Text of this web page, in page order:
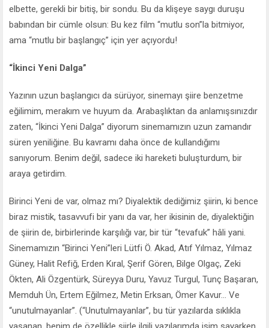
elbette, gerekli bir bitiş, bir sondu. Bu da klişeye saygı duruşu
babından bir cümle olsun: Bu kez film “mutlu son”la bitmiyor,
ama “mutlu bir başlangıç” için yer açıyordu!
“İkinci Yeni Dalga”
Yazının uzun başlangıcı da sürüyor, sinemayı şiire benzetme
eğilimim, merakım ve huyum da. Arabaşlıktan da anlamışsınızdır
zaten, “İkinci Yeni Dalga” diyorum sinemamızın uzun zamandır
süren yeniliğine. Bu kavramı daha önce de kullandığımı
sanıyorum. Benim değil, sadece iki hareketi buluşturdum, bir
araya getirdim.
Birinci Yeni de var, olmaz mı? Diyalektik dediğimiz şiirin, ki bence
biraz mistik, tasavvufi bir yanı da var, her ikisinin de, diyalektiğin
de şiirin de, birbirlerinde karşılığı var, bir tür “tevafuk” hâli yani.
Sinemamızın “Birinci Yeni”leri Lütfi Ö. Akad, Atıf Yılmaz, Yılmaz
Güney, Halit Refiğ, Erden Kıral, Şerif Gören, Bilge Olgaç, Zeki
Ökten, Ali Özgentürk, Süreyya Duru, Yavuz Turgul, Tunç Başaran,
Memduh Ün, Ertem Eğilmez, Metin Erksan, Ömer Kavur... Ve
“unutulmayanlar”. (“Unutulmayanlar”, bu tür yazılarda sıklıkla